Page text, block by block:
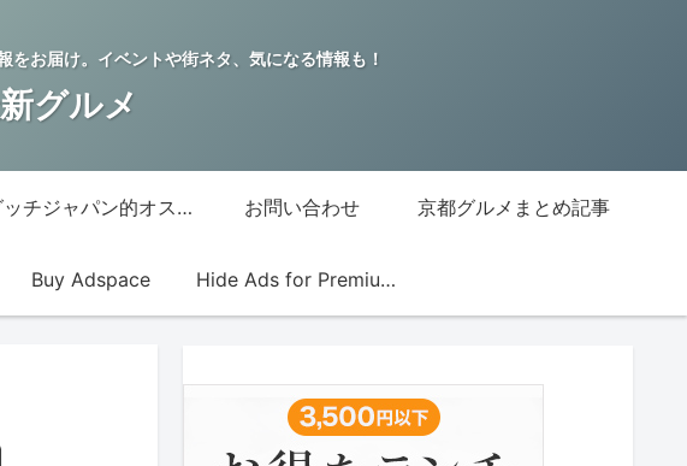
お届け。イベントや街ネタ、気になる情報も！
グルメ
グッチジャパン的オススメ店 お問い合わせ 京都グルメまとめ記事
Buy Adspace Hide Ads for Premium Members